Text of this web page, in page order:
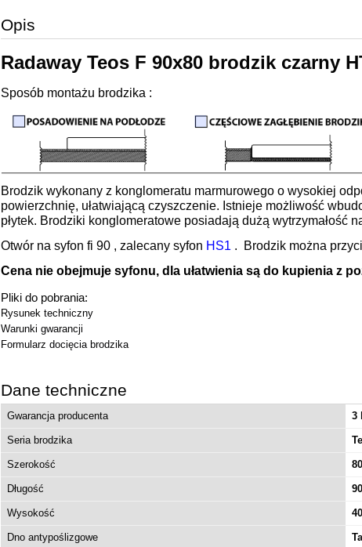
Opis
Radaway Teos F 90x80 brodzik czarny
Sposób montażu brodzika :
Brodzik wykonany z konglomeratu marmurowego o wysokiej
powierzchnię, ułatwiającą czyszczenie. Istnieje możliwość
płytek. Brodziki konglomeratowe posiadają dużą wytrzymałość
Otwór na syfon fi 90 , zalecany syfon HS1 . Brodzik można
Cena nie obejmuje syfonu, dla ułatwienia są do kupienia z
Pliki do pobrania:
Rysunek techniczny
Warunki gwarancji
Formularz docięcia brodzika
Dane techniczne
Gwarancja producenta 3
Seria brodzika
Szerokość
Długość
Wysokość
Dno antypoślizgowe